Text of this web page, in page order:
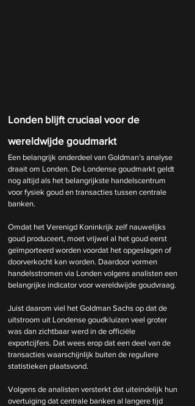
Londen blijft cruciaal voor de
wereldwijde goudmarkt
Een belangrijk onderdeel van Goldman’s analyse
draait om Londen. De Londense goudmarkt geldt
nog altijd als het belangrijkste handelscentrum
voor fysiek goud en transacties tussen centrale
banken.
Omdat het Verenigd Koninkrijk zelf nauwelijks
goud produceert, moet vrijwel al het goud eerst
geïmporteerd worden voordat het opgeslagen of
doorverkocht kan worden. Daardoor vormen
handelsstromen via Londen volgens analisten een
belangrijke indicator voor wereldwijde goudvraag.
Juist daarom viel het Goldman Sachs op dat de
uitstroom uit Londense goudkluizen veel groter
was dan zichtbaar werd in de officiële
exportcijfers. Dat wees erop dat een deel van de
transacties waarschijnlijk buiten de reguliere
statistieken plaatsvond.
Volgens de analisten versterkt dat uiteindelijk hun
overtuiging dat centrale banken al langere tijd